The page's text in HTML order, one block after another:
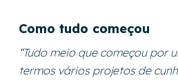
Como tudo começou
“Tudo meio que começou por
termos vários projetos de